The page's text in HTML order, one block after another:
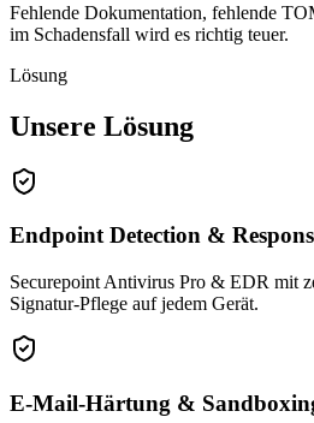
Fehlende Dokumentation, fehlende
im Schadensfall wird es richtig teuer.
Lösung
Unsere Lösung
Endpoint Detection &
Securepoint Antivirus Pro & EDR mit
Signatur-Pflege auf jedem Gerät.
E-Mail-Härtung &